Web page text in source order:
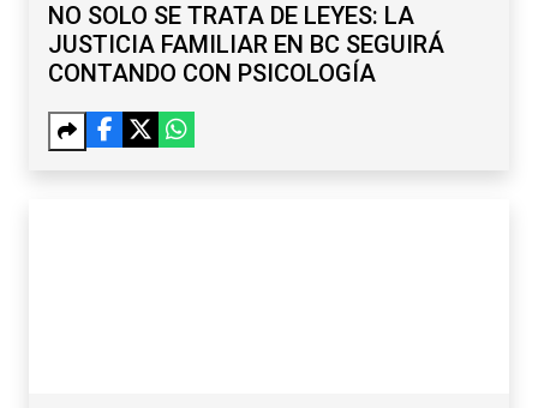
NO SOLO SE TRATA DE LEYES: LA
JUSTICIA FAMILIAR EN BC SEGUIRÁ
CONTANDO CON PSICOLOGÍA